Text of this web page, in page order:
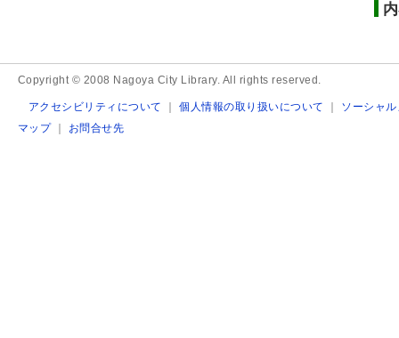
Copyright © 2008 Nagoya City Library. All rights reserved.
アクセシビリティについて ｜個人情報の取り扱いについて ｜ ソーシャ
マップ｜ お問合せ先